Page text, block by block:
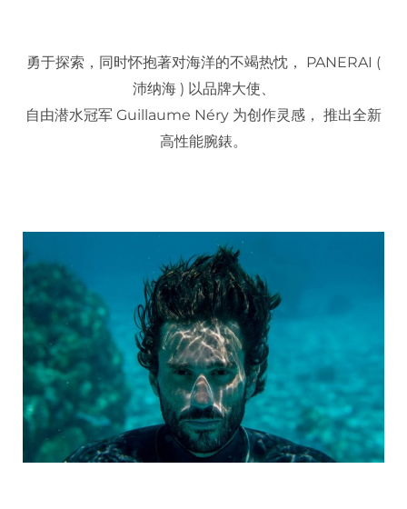
勇于探索，同时怀抱著对海洋的不竭热忱， PANERAI (
沛纳海 ) 以品牌大使、
自由潜水冠军 Guillaume Néry 为创作灵感， 推出全新
高性能腕錶。